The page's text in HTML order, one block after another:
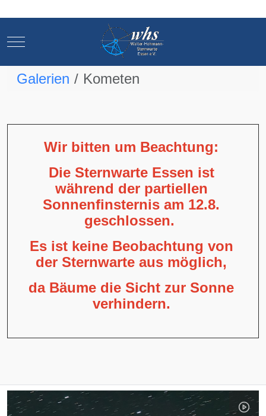
Mobile Menu Toggle
Galerien Kometen
Wir bitten um Beachtung:
Die Sternwarte Essen ist
während der partiellen
Sonnenfinsternis am 12.8.
geschlossen.
Es ist keine Beobachtung von
der Sternwarte aus möglich,
da Bäume die Sicht zur Sonne
verhindern.